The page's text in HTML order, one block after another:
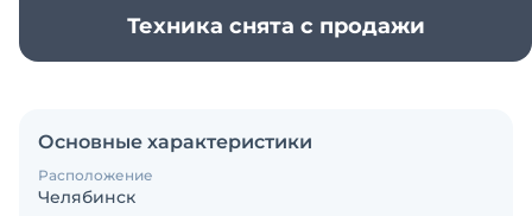
Техника снята с продажи
Основные характеристики
Расположение
Челябинск